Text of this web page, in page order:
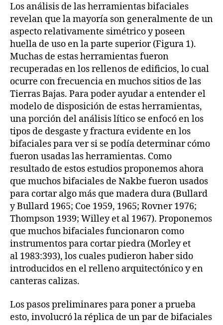
Los análisis de las herramientas bifaciales
revelan que la mayoría son generalmente de un
aspecto relativamente simétrico y poseen
huella de uso en la parte superior (Figura 1).
Muchas de estas herramientas fueron
recuperadas en los rellenos de edificios, lo cual
ocurre con frecuencia en muchos sitios de las
Tierras Bajas. Para poder ayudar a entender el
modelo de disposición de estas herramientas,
una porción del análisis lítico se enfocó en los
tipos de desgaste y fractura evidente en los
bifaciales para ver si se podía determinar cómo
fueron usadas las herramientas. Como
resultado de estos estudios proponemos ahora
que muchos bifaciales de Nakbe fueron usados
para cortar algo más que madera dura (Bullard
y Bullard 1965; Coe 1959, 1965; Rovner 1976;
Thompson 1939; Willey et al 1967). Proponemos
que muchos bifaciales funcionaron como
instrumentos para cortar piedra (Morley et
al 1983:393), los cuales pudieron haber sido
introducidos en el relleno arquitectónico y en
canteras calizas.
Los pasos preliminares para poner a prueba
esto, involucró la réplica de un par de bifaciales